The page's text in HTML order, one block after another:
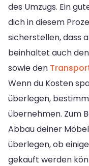
des Umzugs. Ein
dich in diesem
sicherstellen, dass
beinhaltet auch
sowie den
Wenn du Kosten
überlegen,
übernehmen. Zum
Abbau deiner
überlegen, ob
gekauft werden